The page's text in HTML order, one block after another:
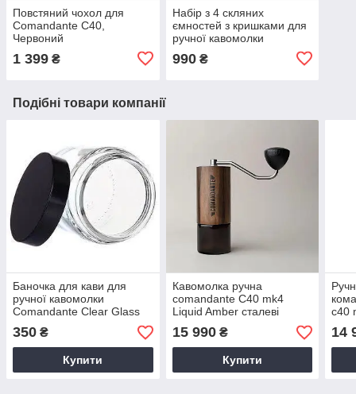
Повстяний чохол для
Comandante C40,
Червоний
1 399 ₴
Набір з 4 скляних
ємностей з кришками для
ручної кавомолки
Сomandante Clear Glass
990₴
Подібні товари компанії
Баночка для кави для
ручної кавомолки
Comandante Clear Glass
350 ₴
Купити
Кавомолка ручна
comandante С40 mk4
Liquid Amber сталеві
жорна, Ручна кавомолка
команданте Comandante
c40 mk4
15 990₴
Купити
с40
14